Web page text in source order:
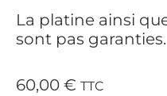
La platine ainsi
sont pas garanties.
60,00 € TTC